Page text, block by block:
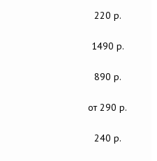
220 р.
1490 р.
890 р.
от 290 р.
240 р.